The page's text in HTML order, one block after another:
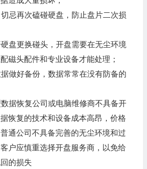
忌再次磕碰硬盘，防止盘片二次损
盘更换碰头，开盘需要在无尘环境
磁头配件和专业设备才能处理；
做好备份，数据常常在没有防备的
据恢复公司或电脑维修商不具备开
恢复的技术和设备成本高昂，价格
通公司不具备完善的无尘环境和过
户应慎重选择开盘服务商，以免给
的损失